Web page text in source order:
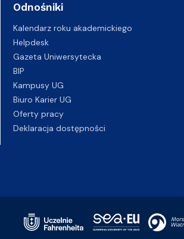
Odnośniki
Kalendarz roku akademickiego
Helpdesk
Gazeta Uniwersytecka
BIP
Kampusy UG
Biuro Karier UG
Oferty pracy
Deklaracja dostępności